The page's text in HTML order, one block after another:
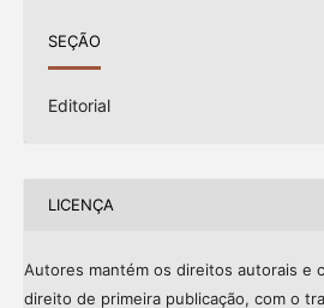
SEÇÃO
Editorial
LICENÇA
Autores mantém os direitos autorais e
direito de primeira publicação, com o